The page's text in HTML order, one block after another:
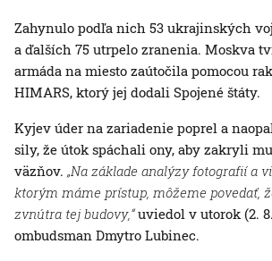
Zahynulo podľa nich 53 ukrajinských
a ďalších 75 utrpelo zranenia. Moskva
armáda na miesto zaútočila pomocou
HIMARS, ktorý jej dodali Spojené štáty.
Kyjev úder na zariadenie poprel a
sily, že útok spáchali ony, aby zakryli
väzňov. „Na základe analýzy fotografií a
ktorým máme prístup, môžeme povedať,
zvnútra tej budovy,“uviedol v utorok (2.
ombudsman Dmytro Lubinec.